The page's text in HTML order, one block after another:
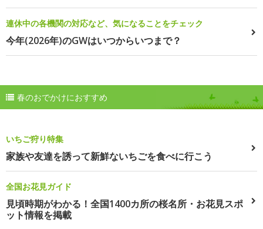
連休中の各機関の対応など、気になることをチェック
今年(2026年)のGWはいつからいつまで？
春のおでかけにおすすめ
いちご狩り特集
家族や友達を誘って新鮮ないちごを食べに行こう
全国お花見ガイド
見頃時期がわかる！全国1400カ所の桜名所・お花見スポ
ット情報を掲載